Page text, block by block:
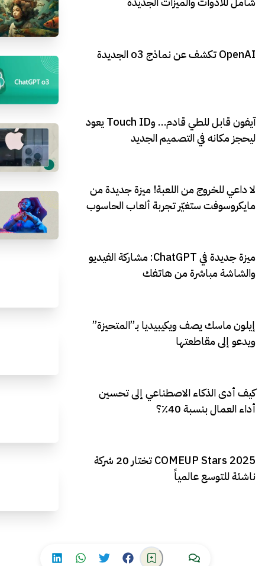
OpenAI تكشف عن نماذج o3 الجديدة
آيفون قابل للطي قادم… وTouch ID يعود
ليحجز مكانه في التصميم الجديد
لا داعي للخروج من اللعبة! ميزة جديدة من
مايكروسوفت ستغيّر تجربة ألعاب الحاسوب
ميزة جديدة في ChatGPT: مشاركة الفيديو
والشاشة مباشرة من هاتفك
إيلون ماسك يصف ويكيبيديا بـ”المتحيزة”
ويدعو إلى مقاطعتها
كيف أدى الذكاء الاصطناعي إلى تحسين
أداء العمال بنسبة 40٪؟
COMEUP Stars 2025 تختار 20 شركة
ناشئة للتوسع عالمياً